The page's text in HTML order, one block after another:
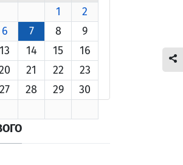
1
2
6 7 8
9
13 14 15
16
21 22
23
27 28 29
30